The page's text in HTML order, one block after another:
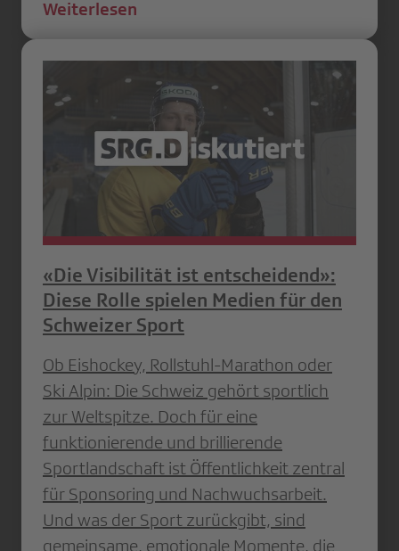
Weiterlesen
«Die Visibilität ist entscheidend»:
Diese Rolle spielen Medien für den
Schweizer Sport
Ob Eishockey, Rollstuhl-Marathon oder
Ski Alpin: Die Schweiz gehört sportlich
zur Weltspitze. Doch für eine
funktionierende und brillierende
Sportlandschaft ist Öffentlichkeit zentral
für Sponsoring und Nachwuchsarbeit.
Und was der Sport zurückgibt, sind
gemeinsame, emotionale Momente, die